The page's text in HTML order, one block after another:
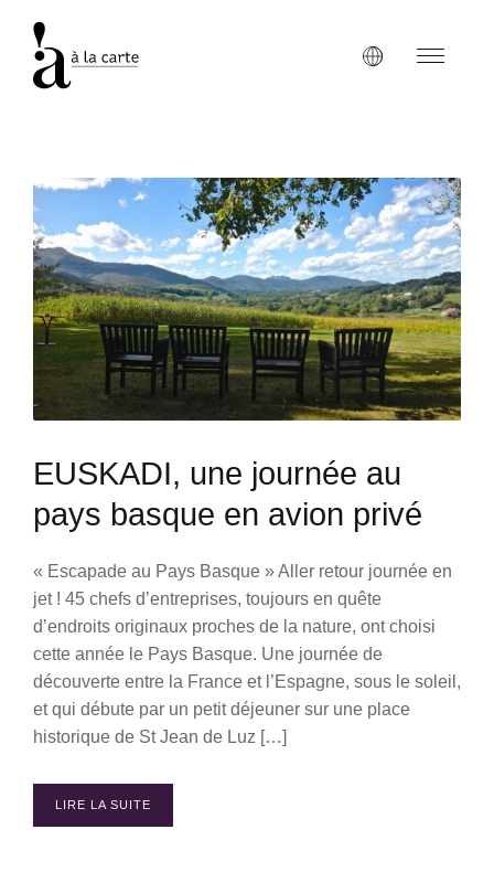
EUSKADI, une journée au
pays basque en avion privé
« Escapade au Pays Basque » Aller retour journée en
jet ! 45 chefs d’entreprises, toujours en quête
d’endroits originaux proches de la nature, ont choisi
cette année le Pays Basque. Une journée de
découverte entre la France et l’Espagne, sous le soleil,
et qui débute par un petit déjeuner sur une place
historique de St Jean de Luz […]
LIRE LA SUITE